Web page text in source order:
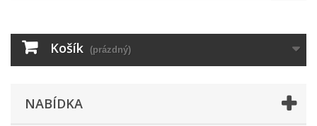
Košík (prázdný)
NABÍDKA